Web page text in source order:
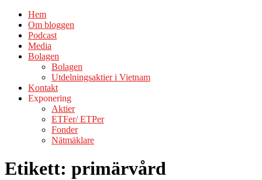
Hem
Om bloggen
Podcast
Media
Bolagen
Bolagen
Utdelningsaktier i Vietnam
Kontakt
Exponering
Aktier
ETFer/ ETPer
Fonder
Nätmäklare
Etikett: primärvård